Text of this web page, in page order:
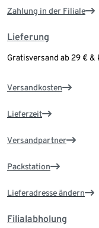
Zahlung in der Filiale
Lieferung
Gratisversand ab 29 € &
Versandkosten
Lieferzeit
Versandpartner
Packstation
Lieferadresse ändern
Filialabholung